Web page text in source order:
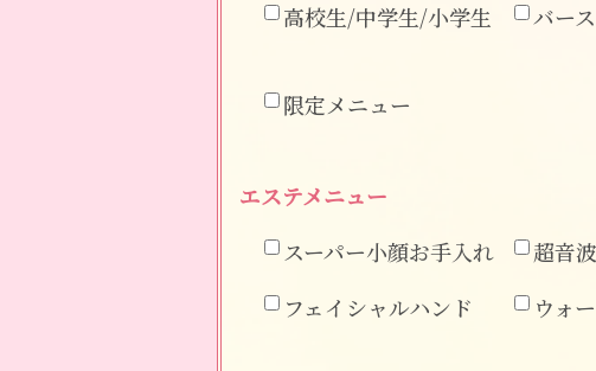
高校生/中学生/小学生
バー
限定メニュー
エステメニュー
スーパー小顔お手入れ
超音
フェイシャルハンド
ウォ